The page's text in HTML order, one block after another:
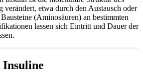
verändert, etwa durch den Austausch oder
(Aminosäuren) an bestimmten
lassen sich Eintritt und Dauer der